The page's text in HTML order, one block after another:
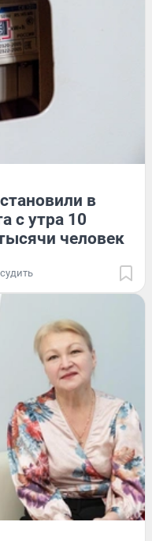
в
с утра 10
человек